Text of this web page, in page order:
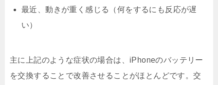
最近、動きが重く感じる（何をするにも反応が遅
い）
主に上記のような症状の場合は、iPhoneのバッテリー
を交換することで改善させることがほとんどです。交